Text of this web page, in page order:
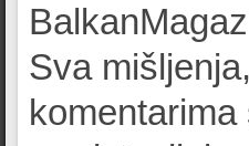
Sva